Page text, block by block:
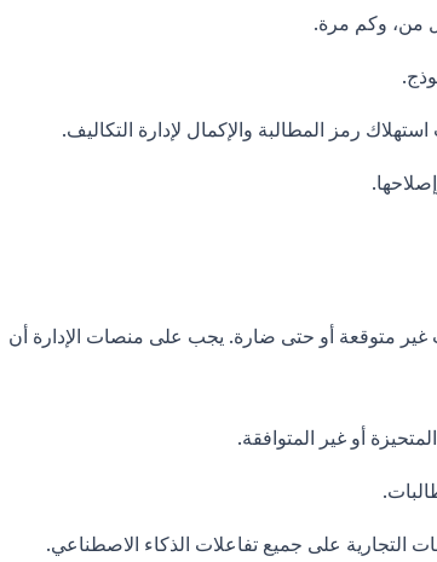
من، وكم مرة.
غير متوقعة أو حتى ضارة. يجب على منصات الإدارة أن
أو غير المتوافقة.
التجارية على جميع تفاعلات الذكاء الاصطناعي.